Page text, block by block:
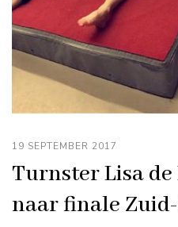
19 SEPTEMBER 2017
Turnster Lisa
naar finale